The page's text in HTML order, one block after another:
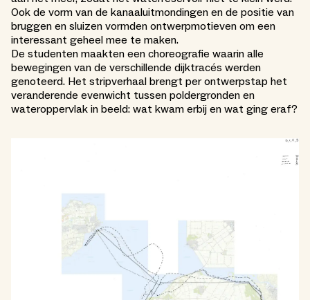
Ook de vorm van de kanaaluitmondingen en de positie van
bruggen en sluizen vormden ontwerpmotieven om een
interessant geheel mee te maken.
De studenten maakten een choreografie waarin alle
bewegingen van de verschillende dijktracés werden
genoteerd. Het stripverhaal brengt per ontwerpstap het
veranderende evenwicht tussen poldergronden en
wateroppervlak in beeld: wat kwam erbij en wat ging eraf?